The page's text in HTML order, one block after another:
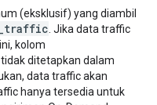
(eksklusif) yang diambil
. Jika data traffic
kolom
tidak ditetapkan dalam
data traffic akan
hanya tersedia untuk